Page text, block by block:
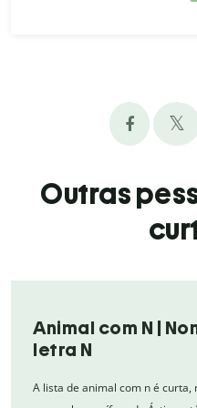
Outras
Animal com N |
letra N
A lista de animal com n é